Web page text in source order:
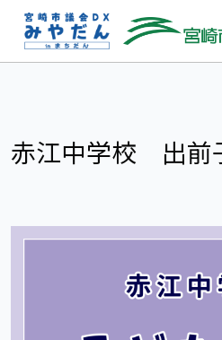
赤江中学校 出前